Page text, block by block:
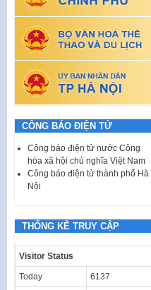
CÔNG BÁO ĐIỆN TỬ
Công báo điện tử nước Cộng
hòa xã hội chủ nghĩa Việt Nam
Công báo điện tử thành phố Hà
Nội
THỐNG KÊ TRUY CẬP
Visitor Status
Today 6137